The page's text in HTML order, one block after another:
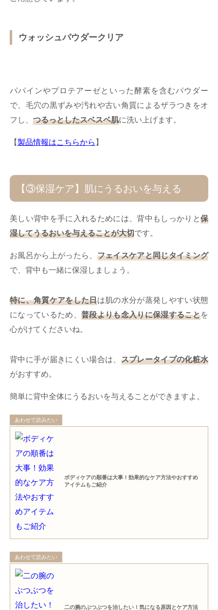
ウォッシュパウダークリア
パパインやプロテアーゼといった酵素を含むパウダー
で、毛穴の黒ずみや汚れや古い角質によるザラつきをオ
フし、 つるっとしたスベスベ肌に洗い上げます。
【製品情報はこちらから 】
【③保湿ケア】肌にうるおいを与える
美しい背中を手に入れるためには、背中もしっかりと保
湿してうるおいを与えることが大切です。
お風呂から上がったら、 フェイスケアと同じタイミング
で、背中も一緒に保湿しましょう。
特に、角質ケアをした日は​​肌の水分が蒸発しやすい状態
になっているため、 普段よりも念入りに保湿することを
心がけてくださいね。
背中に手が届きにくい場合は、 スプレータイプの化粧水
がおすすめ。
簡単に背中全体にうるおいを与えることができますよ。
あわせて読みたい
ボディケアの順番は大事！効果的なケア方法やおすすめ
アイテムもご紹介
あわせて読みたい
二の腕のぶつぶつを治したい！気になる原因とケア方法